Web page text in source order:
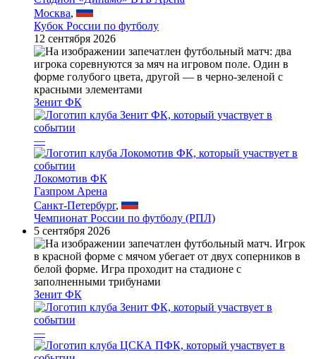
Москва,
Кубок России по футболу
12 сентября 2026
Зенит ФК
—
Локомотив ФК
Газпром Арена
Санкт-Петербург,
Чемпионат России по футболу (РПЛ)
5 сентября 2026
Зенит ФК
—